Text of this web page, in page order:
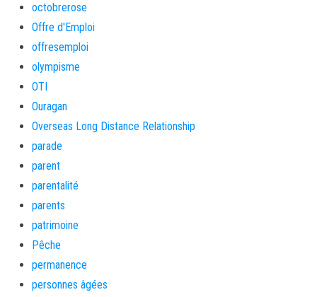
octobrerose
Offre d'Emploi
offresemploi
olympisme
OTI
Ouragan
Overseas Long Distance Relationship
parade
parent
parentalité
parents
patrimoine
Pêche
permanence
personnes âgées